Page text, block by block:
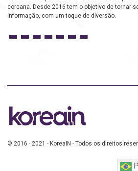
coreana. Desde 2016 tem o objetivo de tornar-
informação, com um toque de diversão.
© 2016 - 2021 - KoreaIN - Todos os direitos